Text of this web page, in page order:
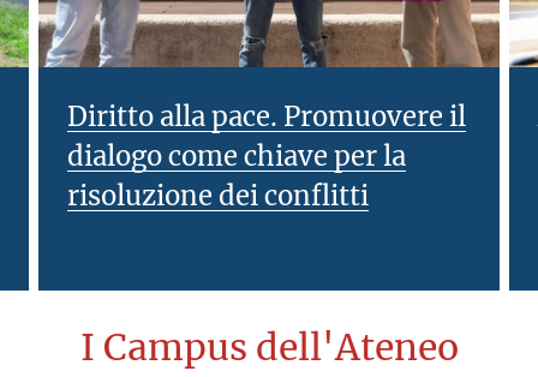
Diritto alla pace. Promuovere il
dialogo come chiave per la
risoluzione dei conflitti
I Campus dell'Ateneo